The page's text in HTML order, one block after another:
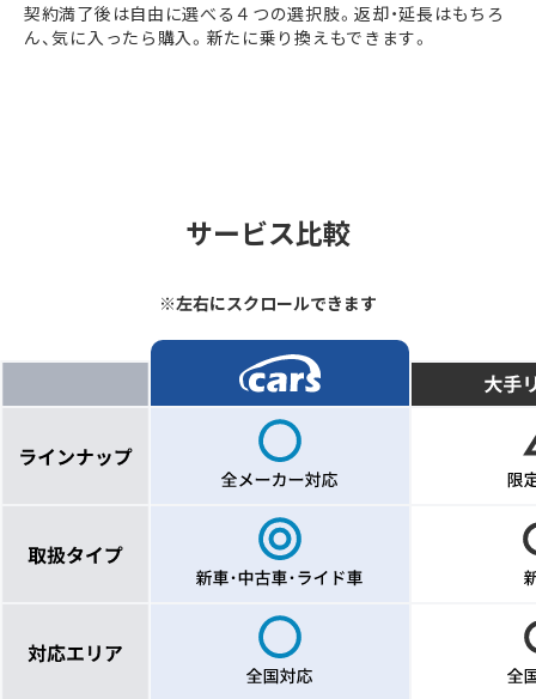
契約満了後は自由に選べる４つの選択肢。返却・延長はもちろ
ん、気に入ったら購入。新たに乗り換えもできます。
サービス比較
※左右にスクロールできます